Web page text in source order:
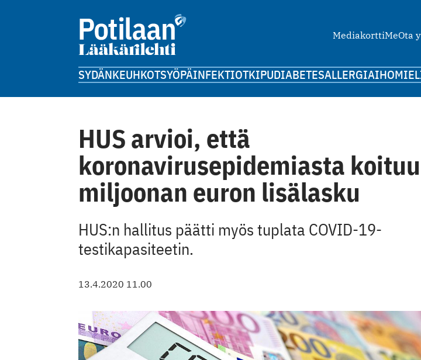
MediakorttiMeOta
SYDÄNKEUHKOTSYÖPÄINFEKTIOTKIPUDIABETESALLERGIAIHO
HUS arvioi, että
koronavirusepidemiasta
miljoonan euron lisälasku
HUS:n hallitus päätti myös tuplata COVID-19-
testikapasiteetin.
13.4.2020 11.00